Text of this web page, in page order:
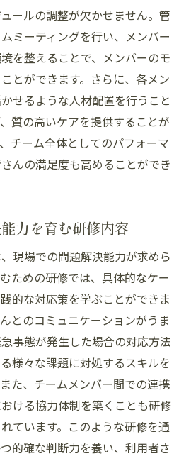
おけるタイムマネジメントの
考慮した資源管理の技術
場における安全管理の徹底
管理能力の向上方法
きる最新テクノロジーの導入
における倫理的判断の重要
ての役割と現場での活躍法
の価値観とビジョンの確立
ーシップを発揮するための準
ムの士気を高める効果的な方
用者の信頼関係を築くアプロ
事例に学ぶ役割遂行の秘訣
来を見据えた戦略的思考
問介護の現場力を高める方法
ールの調整が欠かせません。管
ミーティングを行い、メンバー
を整えることで、メンバーのモ
とができます。さらに、各メン
せるような人材配置を行うこと
質の高いケアを提供することが
チーム全体としてのパフォーマ
んの満足度も高めることができ
力を育む研修内容
現場での問題解決能力が求めら
ための研修では、具体的なケー
的な対応策を学ぶことができま
とのコミュニケーションがうま
事態が発生した場合の対応方法
様々な課題に対処するスキルを
た、チームメンバー間での連携
ける協力体制を築くことも研修
ています。このような研修を通
的確な判断力を養い、利用者さ